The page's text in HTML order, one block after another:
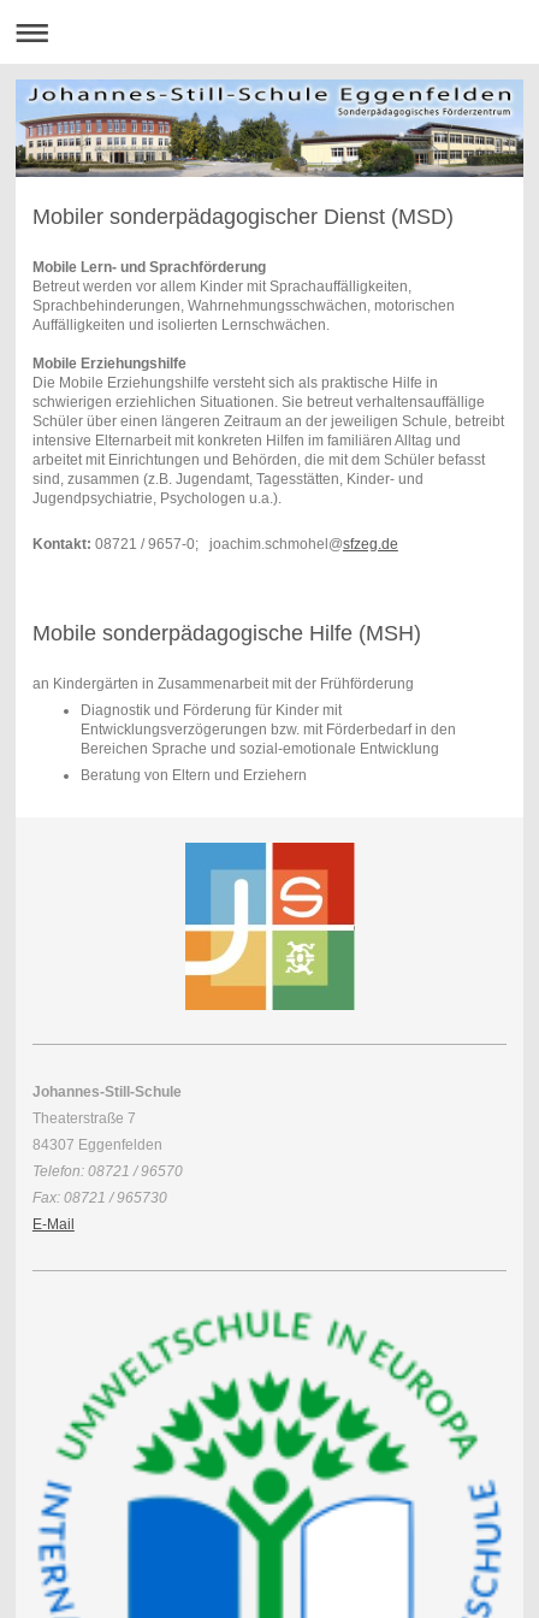
Mobiler sonderpädagogischer Dienst (MSD)
Mobile Lern- und Sprachförderung
Betreut werden vor allem Kinder mit Sprachauffälligkeiten,
Sprachbehinderungen, Wahrnehmungsschwächen, motorischen
Auffälligkeiten und isolierten Lernschwächen.
Mobile Erziehungshilfe
Die Mobile Erziehungshilfe versteht sich als praktische Hilfe in
schwierigen erziehlichen Situationen. Sie betreut verhaltensauffällige
Schüler über einen längeren Zeitraum an der jeweiligen Schule, betreibt
intensive Elternarbeit mit konkreten Hilfen im familiären Alltag und
arbeitet mit Einrichtungen und Behörden, die mit dem Schüler befasst
sind, zusammen (z.B. Jugendamt, Tagesstätten, Kinder- und
Jugendpsychiatrie, Psychologen u.a.).
Kontakt: 08721 / 9657-0; joachim.schmohel@sfzeg.de
Mobile sonderpädagogische Hilfe (MSH)
an Kindergärten in Zusammenarbeit mit der Frühförderung
Diagnostik und Förderung für Kinder mit
Entwicklungsverzögerungen bzw. mit Förderbedarf in den
Bereichen Sprache und sozial-emotionale Entwicklung
Beratung von Eltern und Erziehern
Johannes-Still-Schule
Theaterstraße 7
84307 Eggenfelden
Telefon: 08721 / 96570
Fax: 08721 / 965730
E-Mail